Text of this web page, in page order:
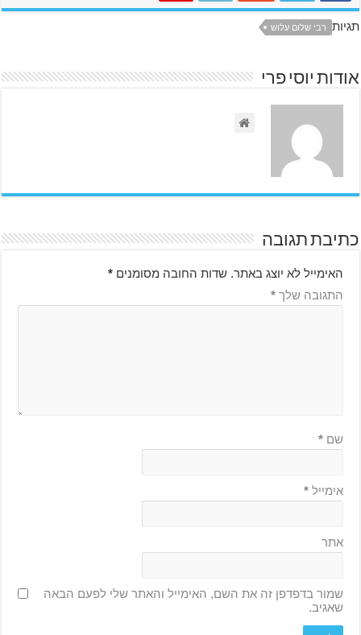
תגיות רבי שלום עלוש
אודות יוסי פרי
כתיבת תגובה
האימייל לא יוצג באתר. שדות החובה מסומנים*
התגובה שלך*
שם*
אימייל*
אתר
שמור בדפדפן זה את השם, האימייל והאתר שלי לפעם הבאה
שאגיב.